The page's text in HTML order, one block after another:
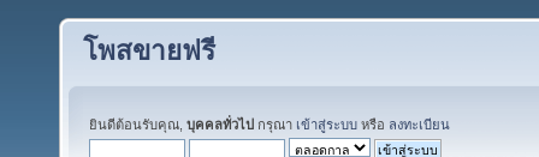
โพสขายฟรี
ยินดีต้อนรับคุณ, บุคคลทั่วไป กรุณา เข้าสู่ระบบ หรือ ลงทะเบียน